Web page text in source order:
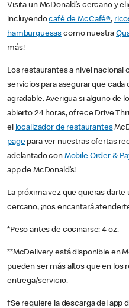
Visita un McDonald’s cercano y
incluyendocafé de McCafé®,
hamburguesas como nuestra
más!
Los restaurantes a nivel nacional
servicios para asegurar que
agradable. Averigua si alguno de
abierto 24 horas, ofrece Drive
el localizador de restaurantes
pagepara ver nuestras ofertas
adelantado con Mobile Order &
app de McDonald’s!
La próxima vez que quieras darte
cercano, ¡nos encantará
*Peso antes de cocinarse: 4 oz.
**McDelivery está disponible en
pueden ser más altos que en los
entrega/servicio.
†Se requiere la descarga del app